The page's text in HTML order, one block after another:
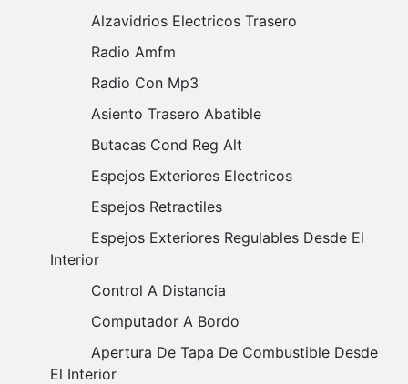
Alzavidrios Electricos Trasero
Radio Amfm
Radio Con Mp3
Asiento Trasero Abatible
Butacas Cond Reg Alt
Espejos Exteriores Electricos
Espejos Retractiles
Interior
Control A Distancia
Computador A Bordo
El Interior